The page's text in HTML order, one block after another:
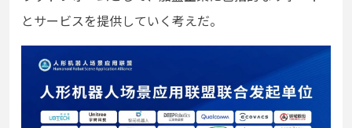
とサービスを提供していく考えだ。